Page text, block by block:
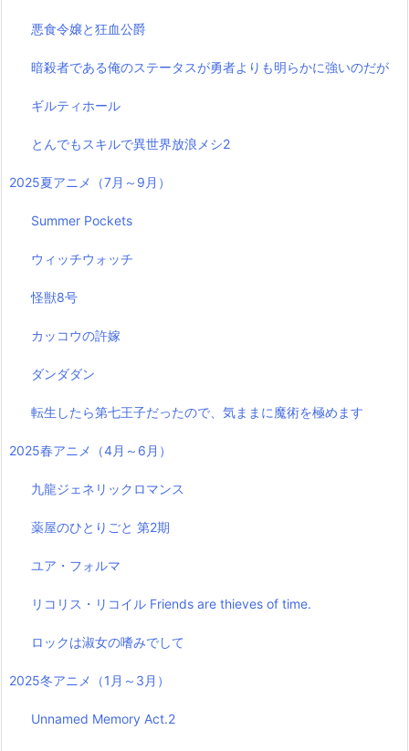
悪食令嬢と狂血公爵
暗殺者である俺のステータスが勇者よりも明らかに強いのだが
ギルティホール
とんでもスキルで異世界放浪メシ2
2025夏アニメ（7月～9月）
Summer Pockets
ウィッチウォッチ
怪獣8号
カッコウの許嫁
ダンダダン
転生したら第七王子だったので、気ままに魔術を極めます
2025春アニメ（4月～6月）
九龍ジェネリックロマンス
薬屋のひとりごと 第2期
ユア・フォルマ
リコリス・リコイル Friends are thieves of time.
ロックは淑女の嗜みでして
2025冬アニメ（1月～3月）
Unnamed Memory Act.2